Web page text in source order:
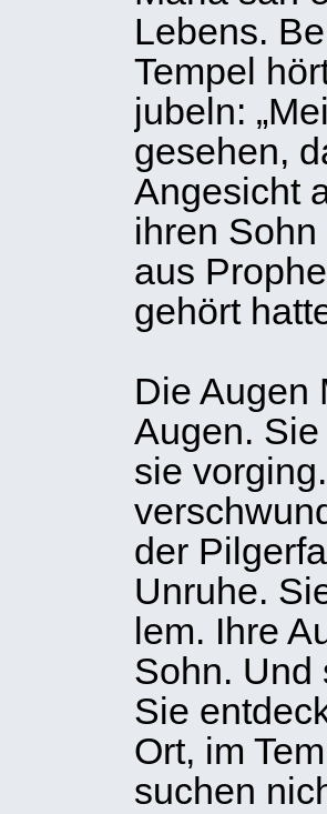
Lebens.
Tem­pel
jubeln:
gese­hen,
Ange­sicht
ihren
aus
gehört
Die Augen
Augen.
sie
der
Unruhe.
lem. Ihre
Sohn. Und
Sie
Ort, im
suchen